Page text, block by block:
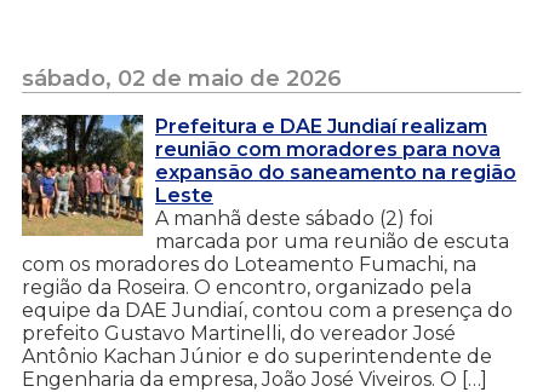
sábado, 02 de maio de 2026
Prefeitura e DAE Jundiaí realizam
reunião com moradores para nova
expansão do saneamento na região
Leste
A manhã deste sábado (2) foi
marcada por uma reunião de escuta
com os moradores do Loteamento Fumachi, na
região da Roseira. O encontro, organizado pela
equipe da DAE Jundiaí, contou com a presença do
prefeito Gustavo Martinelli, do vereador José
Antônio Kachan Júnior e do superintendente de
Engenharia da empresa, João José Viveiros. O […]